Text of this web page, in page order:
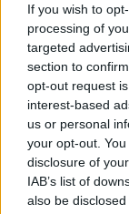
If you wish to
processing of
targeted
section to
opt-out request
interest-based
us or personal
your opt-out.
disclosure of
IAB’s list of
also be
amelyek
Ez
Az Edge Panel
jelentősen
miközben a